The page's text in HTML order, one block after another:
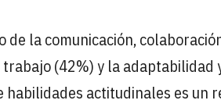
de la comunicación,
(42%) y la adaptabilidad
actitudinales es un